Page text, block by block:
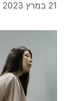
21 במרץ 2023